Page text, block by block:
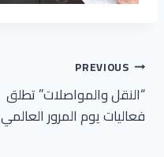
تصفّح
المقالات
PREVIOUS
“النقل والمواصلات” تطلق
فعاليات يوم المرور العالمي